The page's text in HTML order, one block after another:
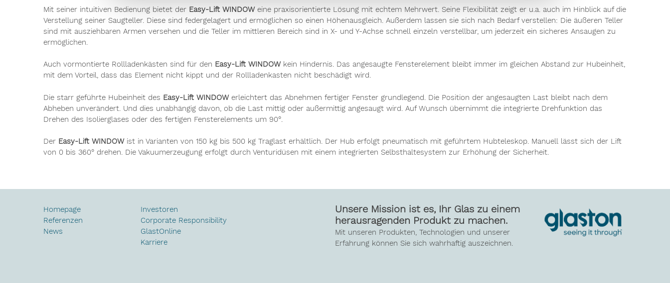
Mit seiner intuitiven Bedienung bietet der Easy-Lift WINDOWeine praxisorientierte Lösung mit echtem Mehrwert. Seine Flexibilität zeigt er u.a. auch im Hinblick auf die
Verstellung seiner Saugteller. Diese sind federgelagert und ermöglichen so einen Höhenausgleich. Außerdem lassen sie sich nach Bedarf verstellen: Die äußeren Teller
sind mit ausziehbaren Armen versehen und die Teller im mittleren Bereich sind in X- und Y-Achse schnell einzeln verstellbar, um jederzeit ein sicheres Ansaugen zu
ermöglichen.
Auch vormontierte Rollladenkästen sind für den Easy-Lift WINDOWkein Hindernis. Das angesaugte Fensterelement bleibt immer im gleichen Abstand zur Hubeinheit,
mit dem Vorteil, dass das Element nicht kippt und der Rollladenkasten nicht beschädigt wird.
Die starr geführte Hubeinheit des Easy-Lift WINDOWerleichtert das Abnehmen fertiger Fenster grundlegend. Die Position der angesaugten Last bleibt nach dem
Abheben unverändert. Und dies unabhängig davon, ob die Last mittig oder außermittig angesaugt wird. Auf Wunsch übernimmt die integrierte Drehfunktion das
Drehen des Isolierglases oder des fertigen Fensterelements um 90°.
Der Easy-Lift WINDOWist in Varianten von 150 kg bis 500 kg Traglast erhältlich. Der Hub erfolgt pneumatisch mit geführtem Hubteleskop. Manuell lässt sich der Lift
von 0 bis 360° drehen. Die Vakuumerzeugung erfolgt durch Venturidüsen mit einem integrierten Selbsthaltesystem zur Erhöhung der Sicherheit.
Homepage
Referenzen
News
Investoren
Corporate Responsibility
GlastOnline
Karriere
Unsere Mission ist es, Ihr Glas zu einem
herausragenden Produkt zu machen.
Mit unseren Produkten, Technologien und unserer
Erfahrung können Sie sich wahrhaftig auszeichnen.